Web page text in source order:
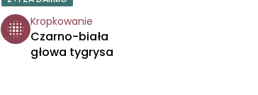
E
P
Kropkowanie
Czarno-biała
głowa tygrysa